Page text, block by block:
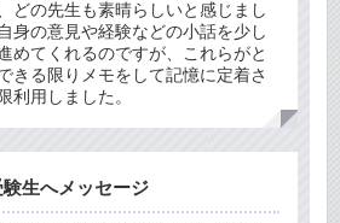
どの先生も素晴らしいと感じまし
身の意見や経験などの小話を少し
めてくれるのですが、これらがと
きる限りメモをして記憶に定着さ
利用しました。
生へメッセージ